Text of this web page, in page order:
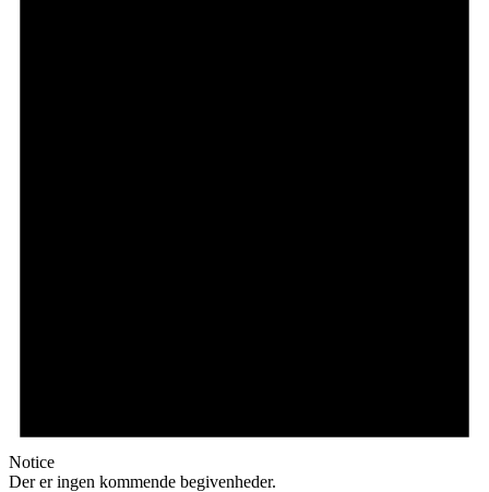
Notice
Der er ingen kommende begivenheder.